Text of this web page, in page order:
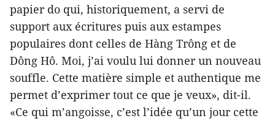
papier do qui, historiquement, a servi de
support aux écritures puis aux estampes
populaires dont celles de Hàng Trông et de
Dông Hô. Moi, j’ai voulu lui donner un nouveau
souffle. Cette matière simple et authentique me
permet d’exprimer tout ce que je veux», dit-il.
«Ce qui m’angoisse, c’est l’idée qu’un jour cette